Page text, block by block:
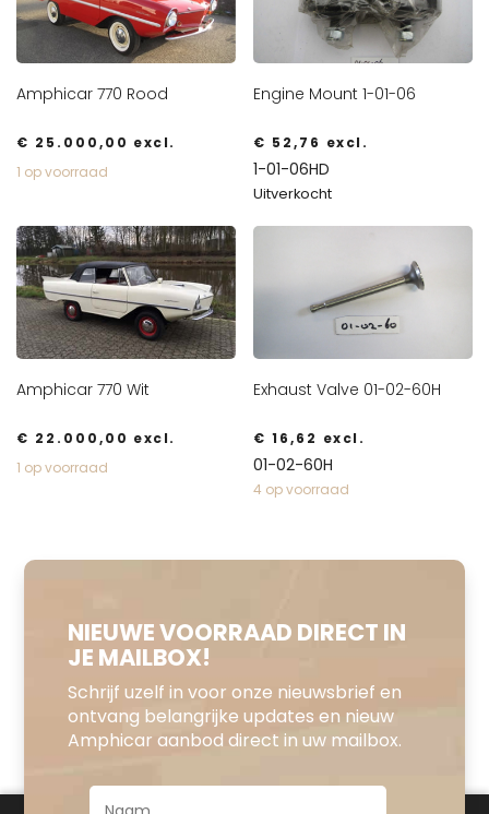
Amphicar 770 Rood
€ 25.000,00 excl.
1 op voorraad
Engine Mount 1-01-06
€ 52,76 excl.
1-01-06HD
Uitverkocht
Amphicar 770 Wit
€ 22.000,00 excl.
1 op voorraad
Exhaust Valve 01-02-60H
€ 16,62 excl.
01-02-60H
4 op voorraad
NIEUWE VOORRAAD DIRECT IN
JE MAILBOX!
Schrijf uzelf in voor onze nieuwsbrief en
ontvang belangrijke updates en nieuw
Amphicar aanbod direct in uw mailbox.